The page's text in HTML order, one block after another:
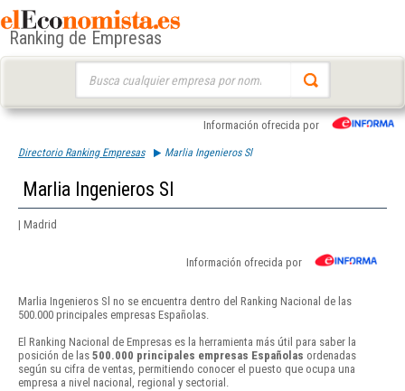
Ranking de Empresas
Información ofrecida por
Directorio Ranking Empresas Marlia Ingenieros Sl
Marlia Ingenieros Sl
| Madrid
Información ofrecida por
Marlia Ingenieros Sl no se encuentra dentro del Ranking Nacional de las
500.000 principales empresas Españolas.
El Ranking Nacional de Empresas es la herramienta más útil para saber la
posición de las 500.000 principales empresas Españolas ordenadas
según su cifra de ventas, permitiendo conocer el puesto que ocupa una
empresa a nivel nacional, regional y sectorial.